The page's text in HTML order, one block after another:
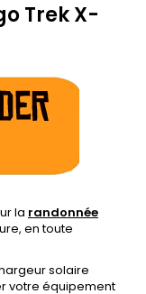
Trek X-
la randonnée
en toute
solaire
votre équipement